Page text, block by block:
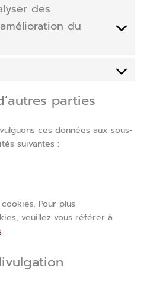
des
du
parties
ces données aux sous-
suivantes :
Pour plus
veuillez vous référer à
.